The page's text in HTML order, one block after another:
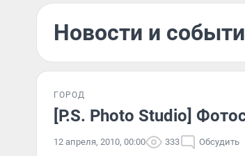
Новости и
ГОРОД
[P.S. Photo Studio]
12 апреля, 2010, 00:00 333 Обсудить